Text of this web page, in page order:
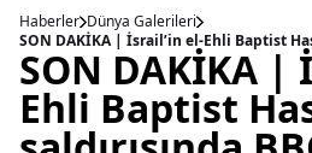
Haberler Dünya Galerileri
SON DAKİKA |
Ehli Baptist